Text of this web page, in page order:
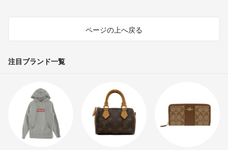
ページの上へ戻る
注目ブランド一覧